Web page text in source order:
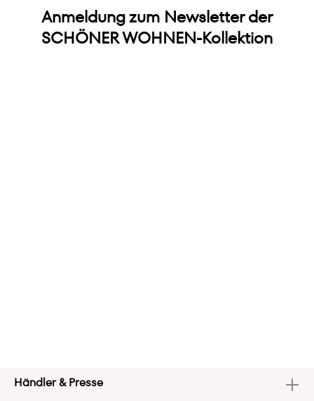
Anmeldung zum Newsletter der
SCHÖNER WOHNEN-Kollektion
Händler & Presse